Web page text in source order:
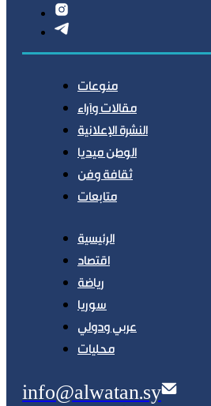
منوعات
مقالات وآراء
النشرة الإعلانية
الوطن ميديا
ثقافة وفن
متابعات
الرئيسية
اقتصاد
رياضة
سوريا
عربي ودولي
محليات
info@alwatan.sy